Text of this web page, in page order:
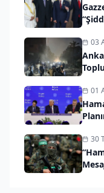
03
01
30